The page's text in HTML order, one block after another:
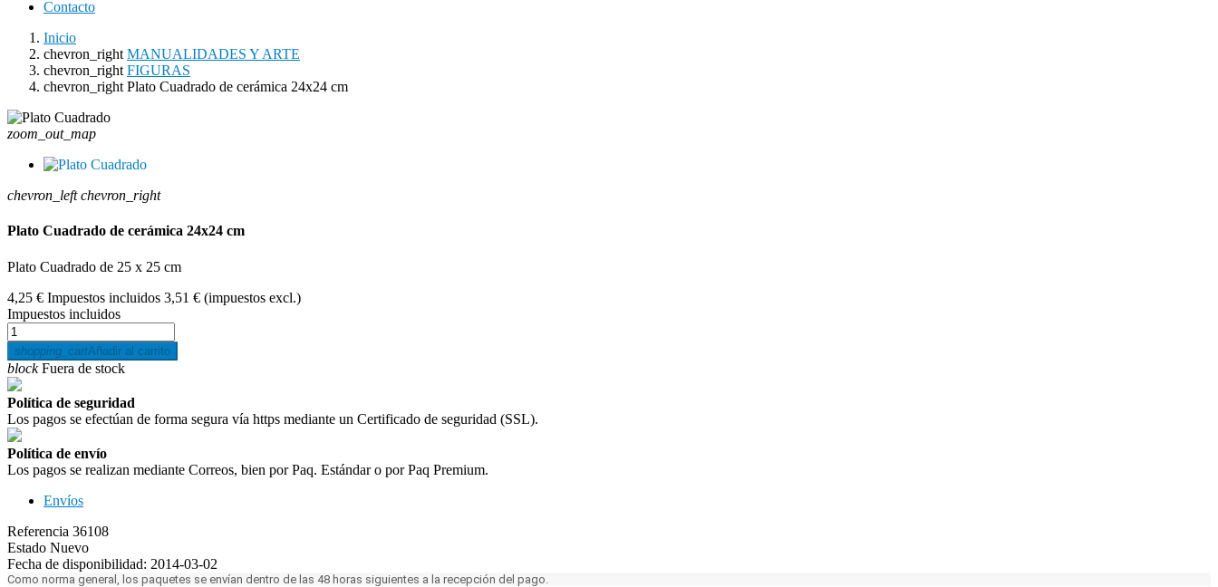
Contacto
Inicio
chevron_right MANUALIDADES Y ARTE
chevron_right FIGURAS
chevron_right Plato Cuadrado de cerámica 24x24 cm
zoom_out_map
chevron_left chevron_right
Plato Cuadrado de cerámica 24x24 cm
Plato Cuadrado de 25 x 25 cm
4,25 € Impuestos incluidos 3,51 € (impuestos excl.)
Impuestos incluidos
shopping_cartAñadir al carrito
blockFuera de stock
Política de seguridad
Los pagos se efectúan de forma segura vía https mediante un Certificado de seguridad (SSL).
Política de envío
Los pagos se realizan mediante Correos, bien por Paq. Estándar o por Paq Premium.
Envíos
Referencia 36108
Estado Nuevo
Fecha de disponibilidad: 2014-03-02
Como norma general, los paquetes se envían dentro de las 48 horas siguientes a la recepción del pago.